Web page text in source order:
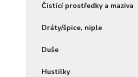
Čistící prostředky a maziva
Dráty/špice, niple
Duše
Hustilky